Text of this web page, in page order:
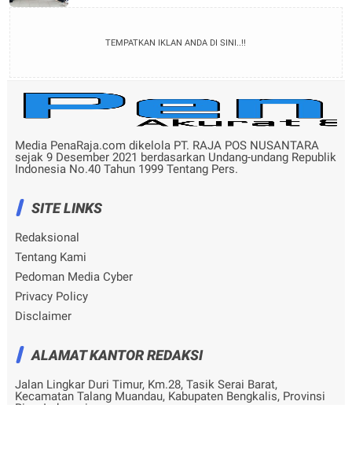
TEMPATKAN IKLAN ANDA DI SINI..!!
Media PenaRaja.com dikelola PT. RAJA POS NUSANTARA
sejak 9 Desember 2021 berdasarkan Undang-undang Republik
Indonesia No.40 Tahun 1999 Tentang Pers.
SITE LINKS
Redaksional
Tentang Kami
Pedoman Media Cyber
Privacy Policy
Disclaimer
ALAMAT KANTOR REDAKSI
Jalan Lingkar Duri Timur, Km.28, Tasik Serai Barat,
Kecamatan Talang Muandau, Kabupaten Bengkalis, Provinsi
Riau, Indonesia